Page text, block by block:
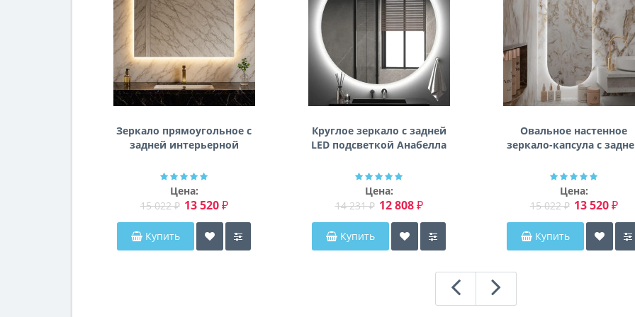
Зеркало прямоугольное с
задней интерьерной
Далтон
Цена:
15 022 ₽ 13 520 ₽
Купить
Круглое зеркало с задней
LED подсветкой Анабелла
Цена:
14 231 ₽ 12 808 ₽
Купить
Овальное настенное
зеркало-капсула с
Мэриэнн
Цена:
15 022 ₽ 13 520 ₽
Купить